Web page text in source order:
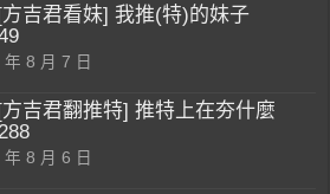
吉君看妹] 我推(特)的妹子
8 月 7 日
吉君翻推特] 推特上在夯什麼
8 月 6 日